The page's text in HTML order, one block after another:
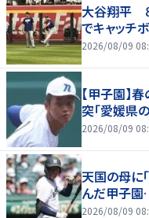
大谷翔平
でキャッチ
2026/08/09
【甲子園】
突「愛媛県
2026/08/09
天国の母に
んだ甲子
2026/08/09